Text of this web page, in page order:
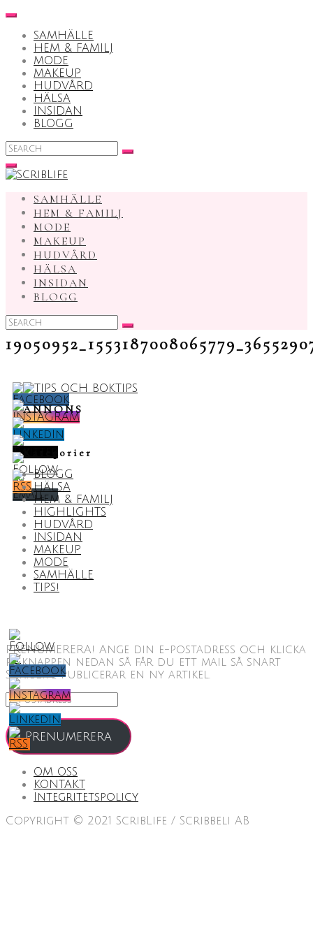
Skip
content
SAMHÄLLE
HEM & FAMILJ
MODE
MAKEUP
HUDVÅRD
HÄLSA
INSIDAN
BLOGG
Search
for:
SAMHÄLLE
HEM & FAMILJ
MODE
MAKEUP
HUDVÅRD
HÄLSA
INSIDAN
BLOGG
Search
for:
ANNONS
Kategorier
BLOGG
HÄLSA
HEM & FAMILJ
HIGHLIGHTS
HUDVÅRD
INSIDAN
MAKEUP
MODE
SAMHÄLLE
TIPS!
PRENUMERERA! Ange din e-postadress och klicka
på knappen nedan så får du ett mail så snart
ScribLife publicerar en ny artikel.
E-
postadress
Prenumerera
OM OSS
KONTAKT
Integritetspolicy
Copyright © 2021 ScribLife / Scribbeli AB